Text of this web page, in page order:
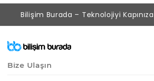
Bilişim Burada – Teknolojiyi
Bize Ulaşın